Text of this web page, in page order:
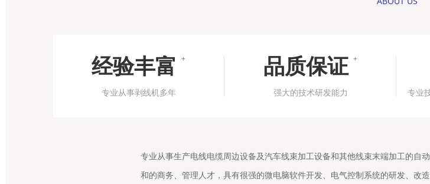
经验丰富 +
专业从事剥线机多年
品质保证 +
强大的技术研发能力 专业
专业从事生产电线电缆周边设备及汽车线束加工设备和其他线束末端加工的自
和的商务、管理人才，具有很强的微电脑软件开发、电气控制系统的研发、改